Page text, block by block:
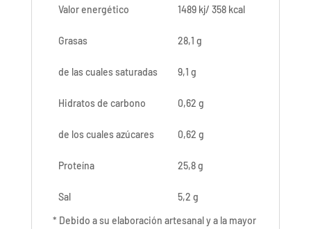
Valor energético 1489 kj/ 358 kcal
Grasas 28,1 g
de las cuales saturadas 9,1 g
Hidratos de carbono 0,62 g
de los cuales azúcares 0,62 g
Proteína 25,8 g
Sal
5,2 g
* Debido a su elaboración artesanal y a la mayor